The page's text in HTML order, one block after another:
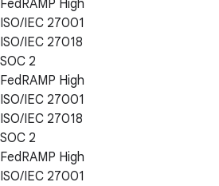
FedRAMP High
ISO/IEC 27001
ISO/IEC 27018
SOC 2
FedRAMP High
ISO/IEC 27001
ISO/IEC 27018
SOC 2
FedRAMP High
ISO/IEC 27001